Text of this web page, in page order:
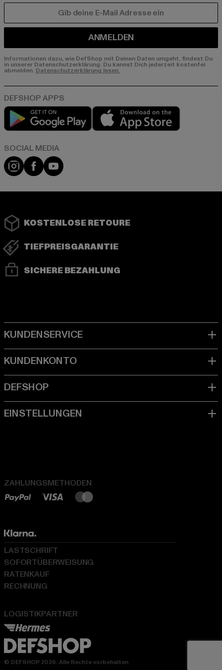
ANMELDEN
Informationen dazu, wie DefShop mit Deinen Daten umgeht, findest Du
in unserer Datenschutzerklärung. Du kannst Dich jederzeit kostenfei
abmelden. Datenschutzerklärung lesen.
Play market
Instagram
FacebookYouTube
KOSTENLOSE RETOURE
TIEFPREISGARANTIE
SICHERE BEZAHLUNG
ZAHLUNGSMETHODEN
LOGISTIKPARTNER
LASTSCHRIFT
SOFORTÜBERWEISUNG
RATENKAUF
RECHNUNG
© DEFSHOP 2026. Alle Rechte vorbehalten